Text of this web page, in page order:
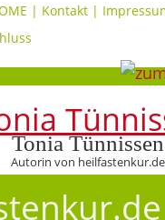
| Kontakt |
Tonia Tünnissen
Autorin von heilfastenkur.de